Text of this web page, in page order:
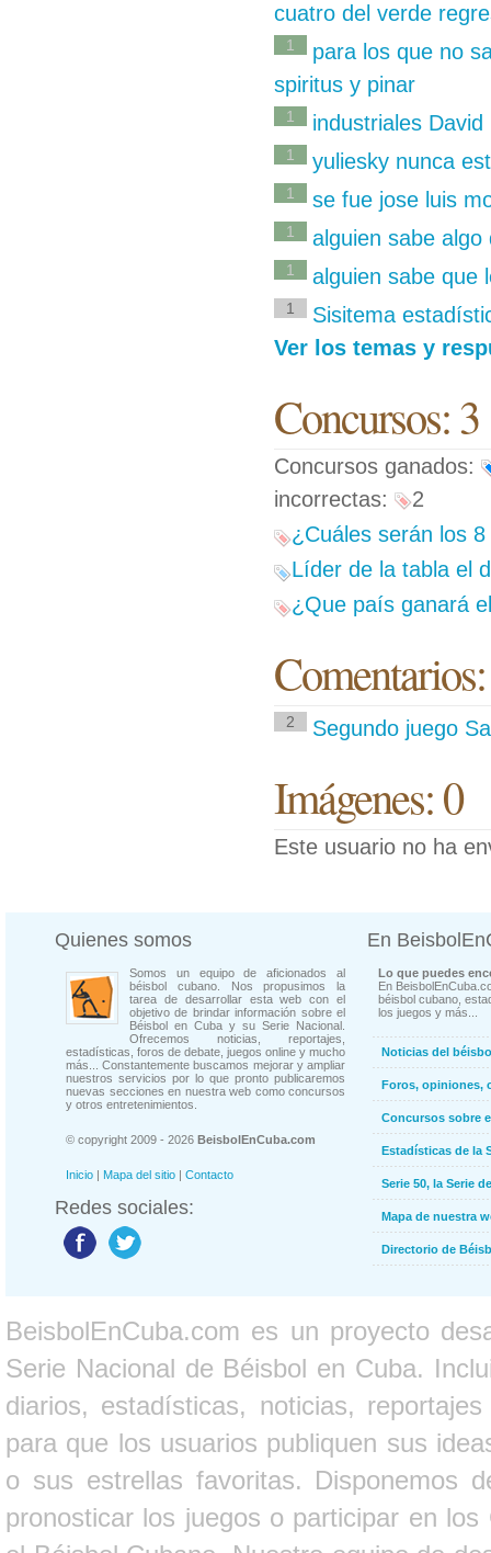
cuatro del verde
1
para los que no
spiritus y pinar
1 industriales
1 yuliesky nunca
1 se fue jose luis
1 alguien sabe algo
1 alguien sabe que
1
Sisitema
Ver los temas y
Concursos: 3
Concursos ganados:
incorrectas:
2
¿Cuáles serán los
Líder de la tabla el
¿Que país ganará
2 Segundo juego
Imágenes: 0
Este usuario no ha
Quienes somos
Somos un equipo de aficionados al
béisbol cubano. Nos propusimos la
tarea de desarrollar esta web con el
objetivo de brindar información sobre el
Béisbol en Cuba y su Serie Nacional.
Ofrecemos noticias, reportajes,
estadísticas, foros de debate, juegos online y mucho
más... Constantemente buscamos mejorar y ampliar
nuestros servicios por lo que pronto publicaremos
nuevas secciones en nuestra web como concursos
y otros entretenimientos.
© copyright 2009 - 2026 BeisbolEnCuba.com
Inicio | Mapa del sitio | Contacto
Redes sociales:
En
Lo que puedes
En
béisbol cubano,
los juegos y más...
Noticias del
Foros, opiniones,
Concursos sobre
Estadísticas de la
Serie 50, la Serie
Mapa de nuestra
Directorio de
BeisbolEnCuba.com es un proyecto
Serie Nacional de Béisbol en Cuba.
diarios, estadísticas, noticias,
para que los usuarios publiquen sus
o sus estrellas favoritas. Disponemos
pronosticar los juegos o participar en